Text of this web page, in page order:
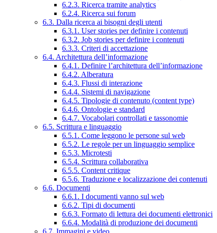
6.2.3. Ricerca tramite analytics
6.2.4. Ricerca sui forum
6.3. Dalla ricerca ai bisogni degli utenti
6.3.1. User stories per definire i contenuti
6.3.2. Job stories per definire i contenuti
6.3.3. Criteri di accettazione
6.4. Architettura dell’informazione
6.4.1. Definire l’architettura dell’informazione
6.4.2. Alberatura
6.4.3. Flussi di interazione
6.4.4. Sistemi di navigazione
6.4.5. Tipologie di contenuto (content type)
6.4.6. Ontologie e standard
6.4.7. Vocabolari controllati e tassonomie
6.5. Scrittura e linguaggio
6.5.1. Come leggono le persone sul web
6.5.2. Le regole per un linguaggio semplice
6.5.3. Microtesti
6.5.4. Scrittura collaborativa
6.5.5. Content critique
6.5.6. Traduzione e localizzazione dei contenuti
6.6. Documenti
6.6.1. I documenti vanno sul web
6.6.2. Tipi di documenti
6.6.3. Formato di lettura dei documenti elettronici
6.6.4. Modalità di produzione dei documenti
6.7. Immagini e video